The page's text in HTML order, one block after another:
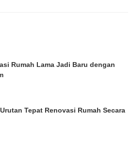
Rumah Lama Jadi Baru dengan
Tepat Renovasi Rumah Secara